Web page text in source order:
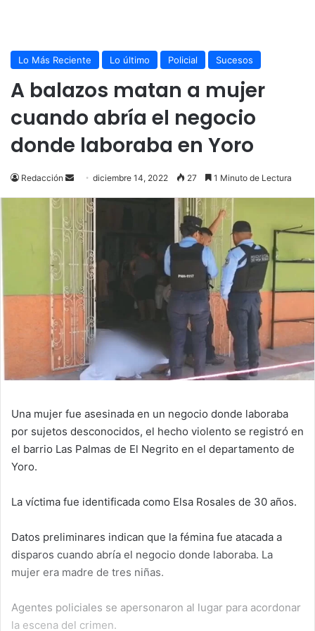
Lo Más Reciente Lo último Policial Sucesos
A balazos matan a mujer
cuando abría el negocio
donde laboraba en Yoro
Redacción
Send
email
diciembre 14, 2022 27 1 Minuto de Lectura
Una mujer fue asesinada en un negocio donde laboraba
por sujetos desconocidos, el hecho violento se registró en
el barrio Las Palmas de El Negrito en el departamento de
Yoro.
La víctima fue identificada como Elsa Rosales de 30 años.
Datos preliminares indican que la fémina fue atacada a
disparos cuando abría el negocio donde laboraba. La
mujer era madre de tres niñas.
Agentes policiales se apersonaron al lugar para acordonar
la escena del crimen.